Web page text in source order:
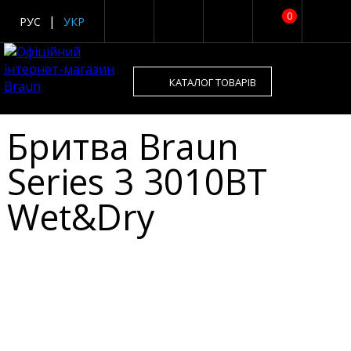
0
РУС УКР
КАТАЛОГ ТОВАРІВ
Бритва Braun
Series 3 3010BT
Wet&Dry